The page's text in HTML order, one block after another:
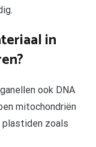
in
ook DNA
mitochondriën
plastiden zoals